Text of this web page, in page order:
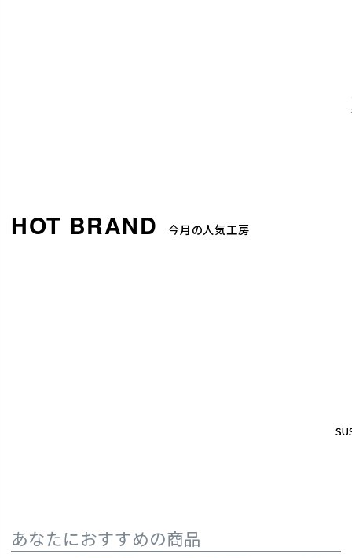
今月の人気工房
あなたにおすすめの商品